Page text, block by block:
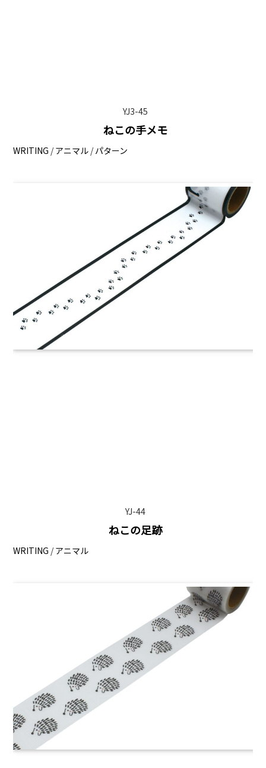
YJ3-45
ねこの手メモ
WRITING /アニマル /パターン
YJ-44
ねこの足跡
WRITING /アニマル